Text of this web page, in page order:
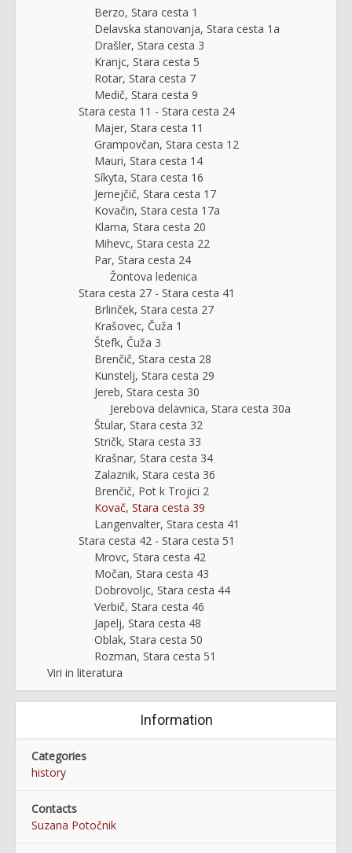
Berzo, Stara cesta 1
Delavska stanovanja, Stara cesta 1a
Drašler, Stara cesta 3
Kranjc, Stara cesta 5
Rotar, Stara cesta 7
Medič, Stara cesta 9
Stara cesta 11 - Stara cesta 24
Majer, Stara cesta 11
Grampovčan, Stara cesta 12
Mauri, Stara cesta 14
Síkyta, Stara cesta 16
Jernejčič, Stara cesta 17
Kovačin, Stara cesta 17a
Klama, Stara cesta 20
Mihevc, Stara cesta 22
Par, Stara cesta 24
Žontova ledenica
Stara cesta 27 - Stara cesta 41
Brlinček, Stara cesta 27
Krašovec, Čuža 1
Štefk, Čuža 3
Brenčič, Stara cesta 28
Kunstelj, Stara cesta 29
Jereb, Stara cesta 30
Jerebova delavnica, Stara cesta 30a
Štular, Stara cesta 32
Stričk, Stara cesta 33
Krašnar, Stara cesta 34
Zalaznik, Stara cesta 36
Brenčič, Pot k Trojici 2
Kovač, Stara cesta 39
Langenvalter, Stara cesta 41
Stara cesta 42 - Stara cesta 51
Mrovc, Stara cesta 42
Močan, Stara cesta 43
Dobrovoljc, Stara cesta 44
Verbič, Stara cesta 46
Japelj, Stara cesta 48
Oblak, Stara cesta 50
Rozman, Stara cesta 51
Viri in literatura
Information
Categories
history
Contacts
Suzana Potočnik